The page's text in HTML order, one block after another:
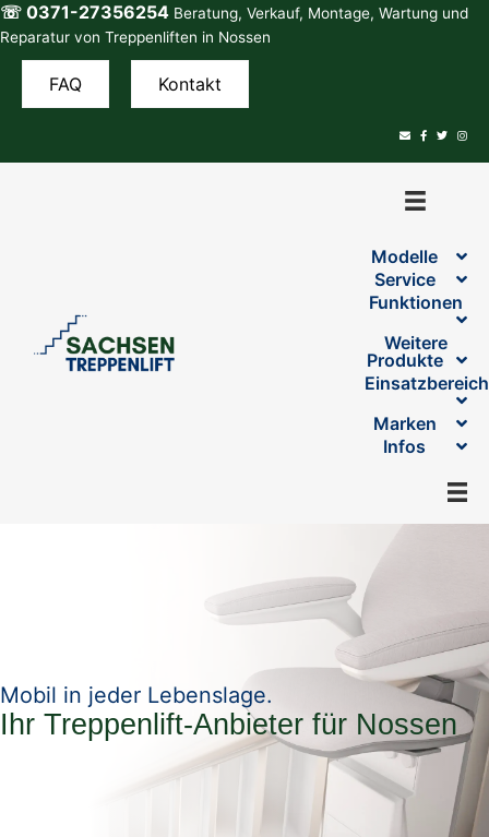
Zum
Inhalt
springen
☏ 0371-27356254 Beratung, Verkauf, Montage, Wartung und
Reparatur von Treppenliften in Nossen
FAQ Kontakt
Modelle
Service
Funktionen
Weitere
Produkte
Marken
Infos
Mobil in jeder Lebenslage.
Ihr Treppenlift-Anbieter für Nossen